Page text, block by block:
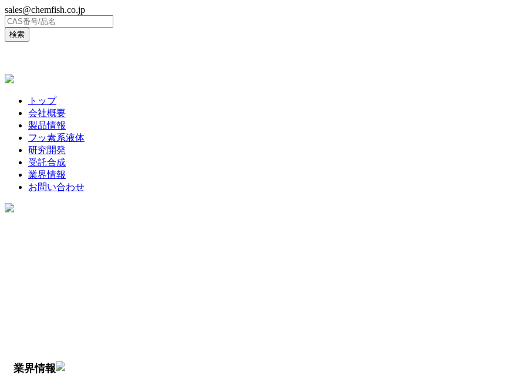
sales@chemfish.co.jp
トップ
会社概要
製品情報
フッ素系液体
研究開発
受託合成
業界情報
お問い合わせ
業界情報